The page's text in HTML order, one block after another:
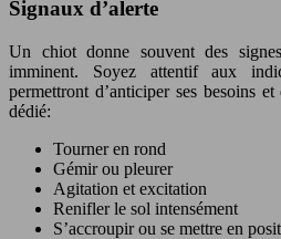
Signaux d’alerte
Un chiot donne souvent des
imminent. Soyez attentif aux
permettront d’anticiper ses besoins
dédié:
Tourner en rond
Gémir ou pleurer
Agitation et excitation
Renifler le sol intensément
S’accroupir ou se mettre en